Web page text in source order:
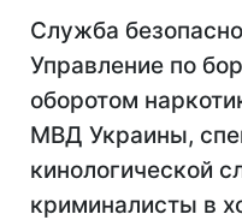
Служба
Управление по
оборотом
МВД Украины,
кинологической
криминалисты в